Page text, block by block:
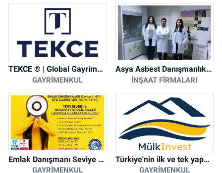
TEKCE ® | Global Gayrimenkul Şirketi
GAYRIMENKUL
Asya Asbest Danışmanlık - Asbest Söküm ve Asbest Raporu
İNŞAAT FIRMALARI
Emlak Danışmanı Seviye 5 Mesleki Yeterlilik Belgesi
GAYRIMENKUL
Türkiye'nin ilk ve tek yapay zeka destekli arsa ilan platformu
GAYRIMENKUL